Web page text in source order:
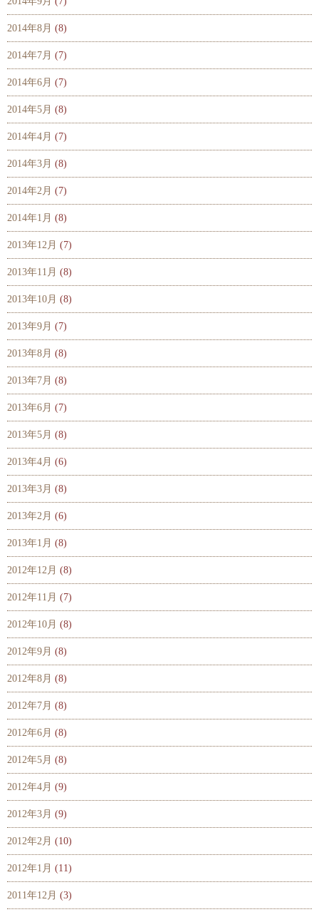
2014年8月 (8)
2014年7月 (7)
2014年6月 (7)
2014年5月 (8)
2014年4月 (7)
2014年3月 (8)
2014年2月 (7)
2014年1月 (8)
2013年12月 (7)
2013年11月 (8)
2013年10月 (8)
2013年9月 (7)
2013年8月 (8)
2013年7月 (8)
2013年6月 (7)
2013年5月 (8)
2013年4月 (6)
2013年3月 (8)
2013年2月 (6)
2013年1月 (8)
2012年12月 (8)
2012年11月 (7)
2012年10月 (8)
2012年9月 (8)
2012年8月 (8)
2012年7月 (8)
2012年6月 (8)
2012年5月 (8)
2012年4月 (9)
2012年3月 (9)
2012年2月 (10)
2012年1月 (11)
2011年12月 (3)